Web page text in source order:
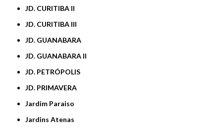
JD. CURITIBA II
JD. CURITIBA III
JD. GUANABARA
JD. GUANABARA II
JD. PETRÓPOLIS
JD. PRIMAVERA
Jardim Paraiso
Jardins Atenas